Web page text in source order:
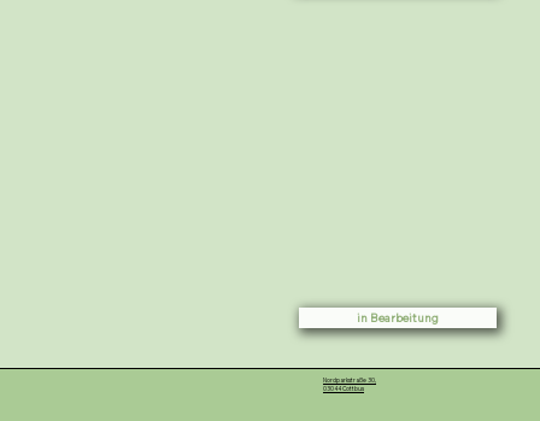
in Bearbeitung
Nordparkstraße 30,
03044 Cottbus